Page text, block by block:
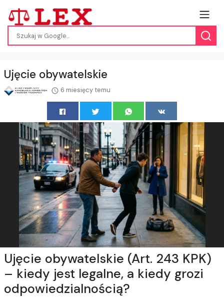
Ujęcie obywatelskie
6 miesięcy temu
Ujęcie obywatelskie (Art. 243 KPK)
– kiedy jest legalne, a kiedy grozi
odpowiedzialnością?